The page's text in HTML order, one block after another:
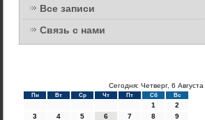
Все записи
Связь с нами
Сегодня: Четверг, 6 Августа
Пн Вт Ср Чт Пт Сб Вс
1
2
3
4 5 6 7 8
9